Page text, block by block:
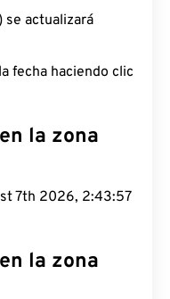
se actualizará
fecha haciendo clic
la zona
7th 2026, 2:43:57
la zona